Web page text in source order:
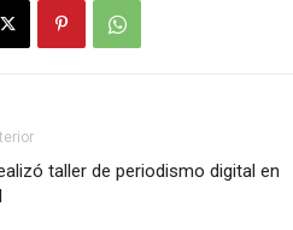
taller de periodismo digital en